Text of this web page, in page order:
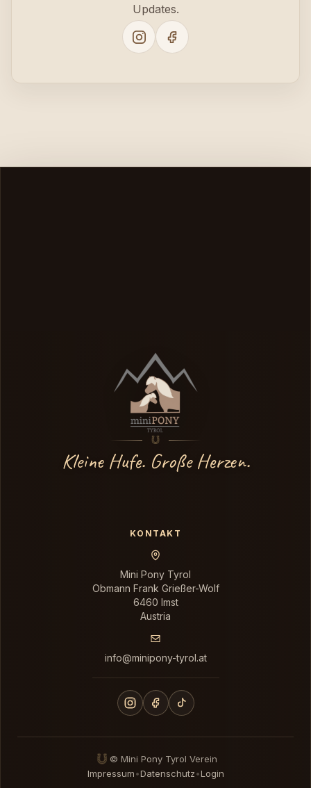
Updates.
Kleine Hufe. Große Herzen.
KONTAKT
Mini Pony Tyrol
Obmann Frank Grießer-Wolf
6460 Imst
Austria
info@minipony-tyrol.at
© Mini Pony Tyrol Verein
Impressum•Datenschutz•Login